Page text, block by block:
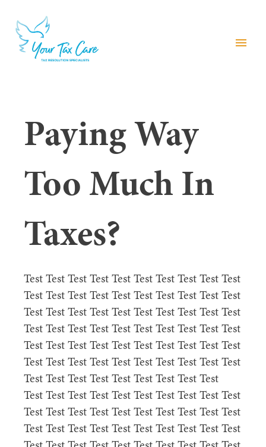
menu
Paying Way
Too Much In
Taxes?
Test Test Test Test Test Test Test Test Test Test
Test Test Test Test Test Test Test Test Test Test
Test Test Test Test Test Test Test Test Test Test
Test Test Test Test Test Test Test Test Test Test
Test Test Test Test Test Test Test Test Test Test
Test Test Test Test Test Test Test Test Test Test
Test Test Test Test Test Test Test Test Test
Test Test Test Test Test Test Test Test Test Test
Test Test Test Test Test Test Test Test Test Test
Test Test Test Test Test Test Test Test Test Test